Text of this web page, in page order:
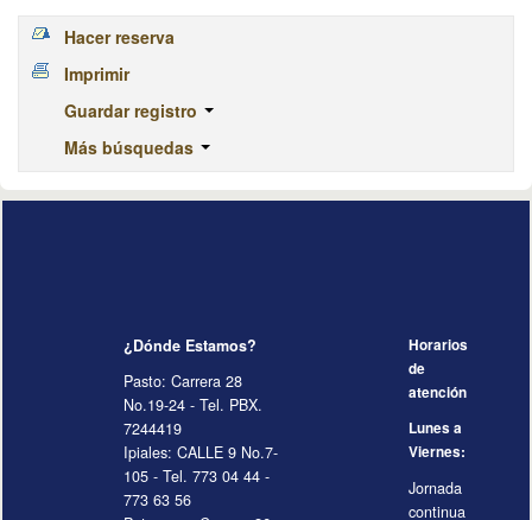
Hacer reserva
Imprimir
Guardar registro
Más búsquedas
¿Dónde Estamos?
Pasto: Carrera 28
No.19-24 - Tel. PBX.
7244419
Ipiales: CALLE 9 No.7-
105 - Tel. 773 04 44 -
773 63 56
Horarios
de
atención
Lunes a
Viernes:
Jornada
continua